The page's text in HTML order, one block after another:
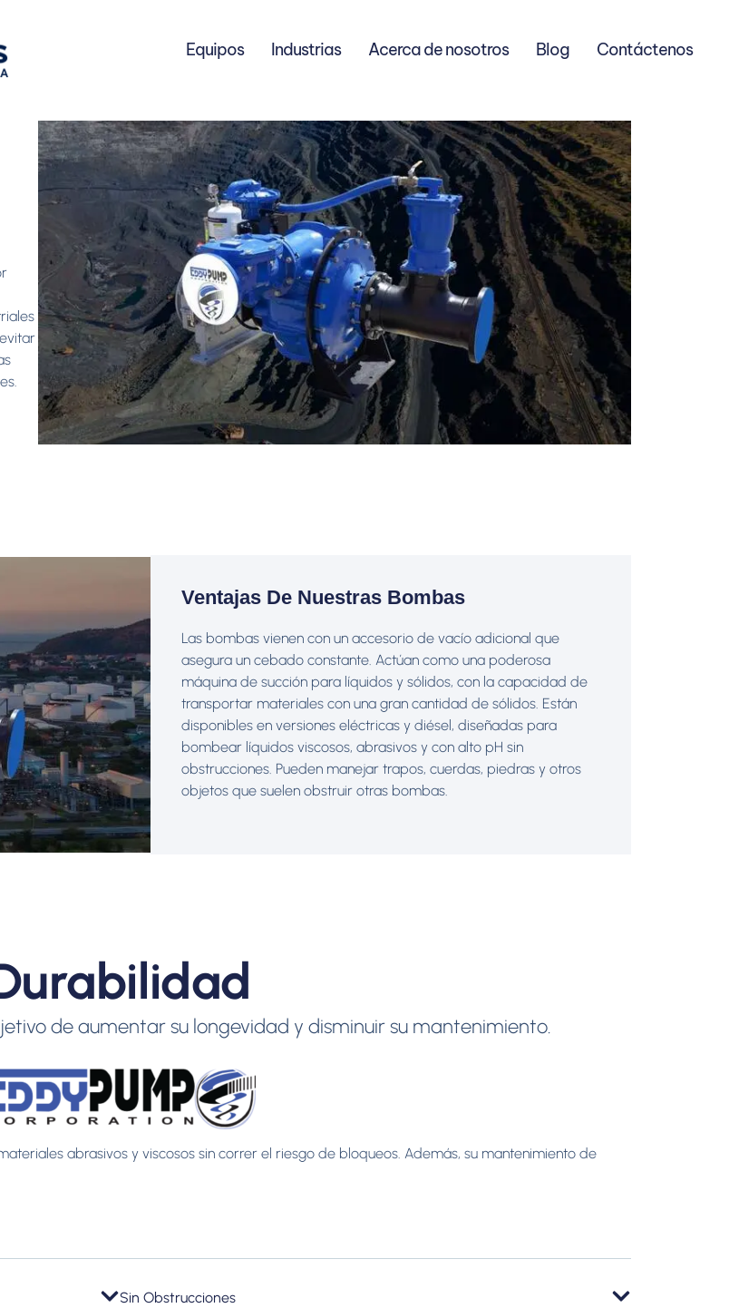
Equipos Industrias Acerca de nosotros Blog Contáctenos
Ventajas De Nuestras Bombas
Las bombas vienen con un accesorio de vacío adicional que
asegura un cebado constante. Actúan como una poderosa
máquina de succión para líquidos y sólidos, con la capacidad de
transportar materiales con una gran cantidad de sólidos. Están
disponibles en versiones eléctricas y diésel, diseñadas para
bombear líquidos viscosos, abrasivos y con alto pH sin
obstrucciones. Pueden manejar trapos, cuerdas, piedras y otros
objetos que suelen obstruir otras bombas.
de aumentar su longevidad y disminuir su mantenimiento.
abrasivos y viscosos sin correr el riesgo de bloqueos. Además, su mantenimiento de
Sin Obstrucciones